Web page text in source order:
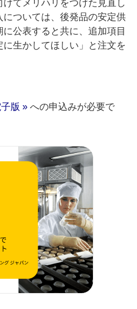
てメリハリをつけた見直し
ついては、後発品の安定供
公表すると共に、追加項目
生かしてほしい」と注文を
版 » への申込みが必要で